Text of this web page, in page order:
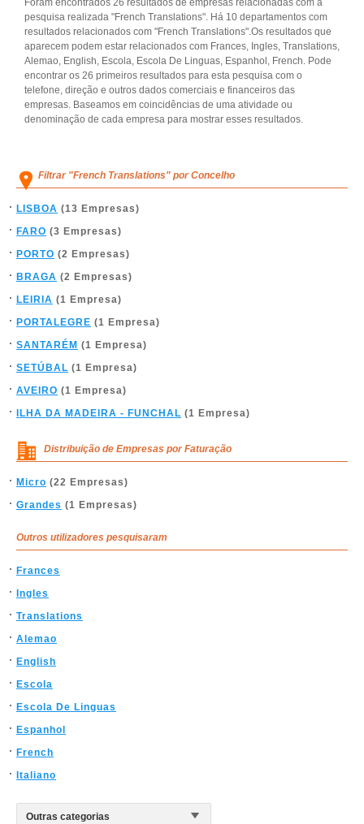
Foram encontrados 26 resultados de empresas relacionadas com a
pesquisa realizada "French Translations". Há 10 departamentos com
resultados relacionados com "French Translations".Os resultados que
aparecem podem estar relacionados com Frances, Ingles, Translations,
Alemao, English, Escola, Escola De Linguas, Espanhol, French. Pode
encontrar os 26 primeiros resultados para esta pesquisa com o
telefone, direção e outros dados comerciais e financeiros das
empresas. Baseamos em coincidências de uma atividade ou
denominação de cada empresa para mostrar esses resultados.
Filtrar "French Translations" por Concelho
LISBOA (13 Empresas)
FARO (3 Empresas)
PORTO (2 Empresas)
BRAGA (2 Empresas)
LEIRIA (1 Empresa)
PORTALEGRE (1 Empresa)
SANTARÉM (1 Empresa)
SETÚBAL (1 Empresa)
AVEIRO (1 Empresa)
ILHA DA MADEIRA - FUNCHAL (1 Empresa)
Distribuição de Empresas por Faturação
Micro (22 Empresas)
Grandes (1 Empresas)
Outros utilizadores pesquisaram
Frances
Ingles
Translations
Alemao
English
Escola
Escola De Linguas
Espanhol
French
Italiano